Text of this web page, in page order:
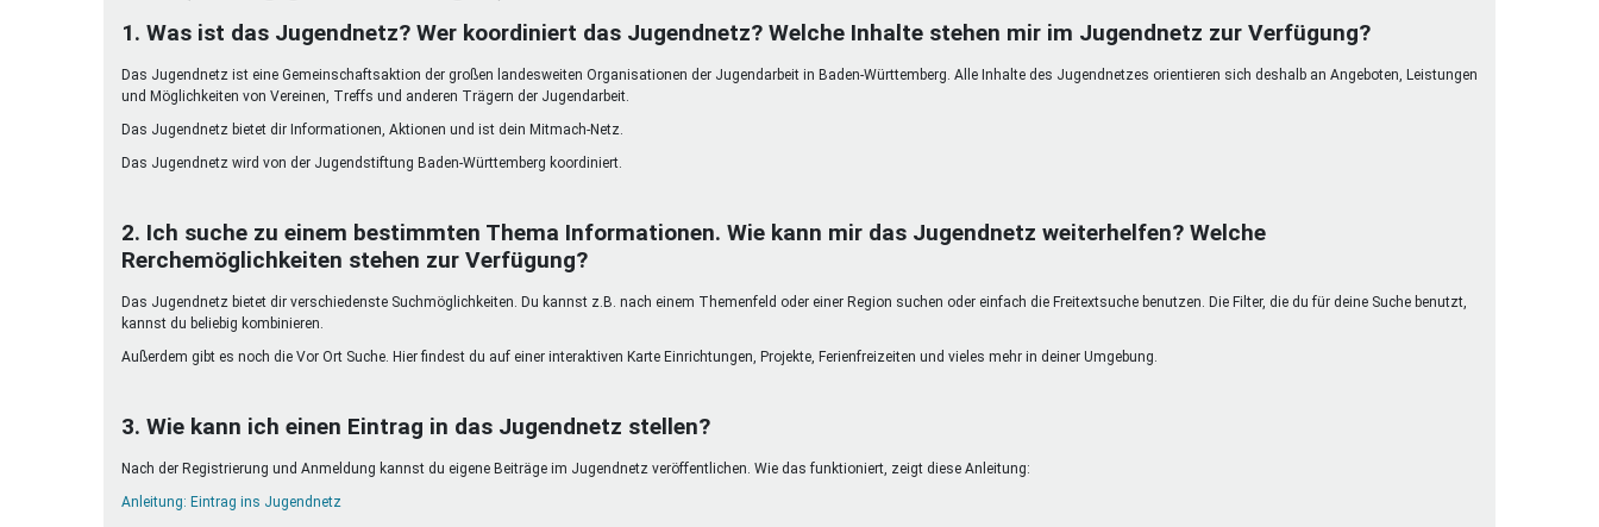
Vielfaltcoach
Umweltmentoren
SMpfau (SMV)
SMV im Kultusportal
Vielfaltcoach
Jugendarbeitsnetz
1. Was ist das Jugendnetz? Wer koordiniert das Jugendnetz? Welche Inhalte stehen mir im Jugendnetz zur Verfügung?
Das Jugendnetz ist eine Gemeinschaftsaktion der großen landesweiten Organisationen der Jugendarbeit in Baden-Württemberg. Alle Inhalte des Jugendnetzes orientieren sich deshalb an Angeboten, Leistungen
und Möglichkeiten von Vereinen, Treffs und anderen Trägern der Jugendarbeit.
Das Jugendnetz bietet dir Informationen, Aktionen und ist dein Mitmach-Netz.
Das Jugendnetz wird von der Jugendstiftung Baden-Württemberg koordiniert.
2. Ich suche zu einem bestimmten Thema Informationen. Wie kann mir das Jugendnetz weiterhelfen? Welche
Rerchemöglichkeiten stehen zur Verfügung?
Das Jugendnetz bietet dir verschiedenste Suchmöglichkeiten. Du kannst z.B. nach einem Themenfeld oder einer Region suchen oder einfach die Freitextsuche benutzen. Die Filter, die du für deine Suche benutzt,
kannst du beliebig kombinieren.
Außerdem gibt es noch die Vor Ort Suche. Hier findest du auf einer interaktiven Karte Einrichtungen, Projekte, Ferienfreizeiten und vieles mehr in deiner Umgebung.
3. Wie kann ich einen Eintrag in das Jugendnetz stellen?
Nach der Registrierung und Anmeldung kannst du eigene Beiträge im Jugendnetz veröffentlichen. Wie das funktioniert, zeigt diese Anleitung:
Anleitung: Eintrag ins Jugendnetz